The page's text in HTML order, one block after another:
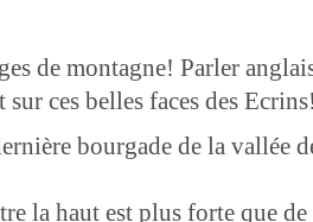
de montagne! Parler
ces belles faces des Ecrins!
bourgade de la vallée
la haut est plus forte que